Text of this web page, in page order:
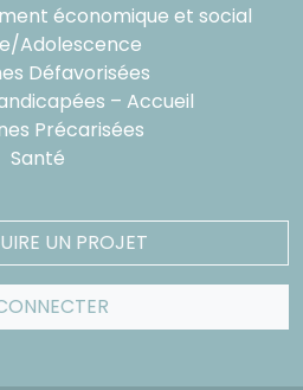
économique et social
Adolescence
Défavorisées
– Accueil
Précarisées
Santé
UN PROJET